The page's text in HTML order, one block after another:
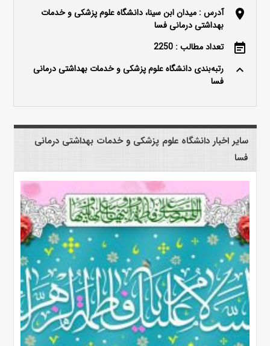
location_on
آدرس : میدان ابن سینا، دانشگاه علوم پزشکی و خدمات
بهداشتی درمانی فسا
event_note تعداد مطالب : 2250
keyboard_arrow_up
رتبه‌بندی دانشگاه علوم پزشکی و خدمات بهداشتی درمانی
فسا
سایر اخبار دانشگاه علوم پزشکی و خدمات بهداشتی درمانی
فسا